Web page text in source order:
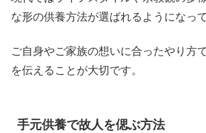
な形の供養方法が選ばれるようになっ
ご自身やご家族の想いに合ったやり方
を伝えることが大切です。
手元供養で故人を偲ぶ方法